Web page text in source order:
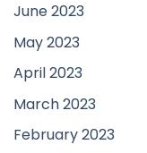
June 2023
May 2023
April 2023
March 2023
February 2023